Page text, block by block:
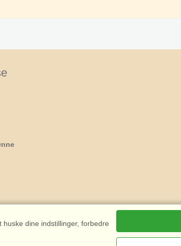
dine indstillinger, forbedre